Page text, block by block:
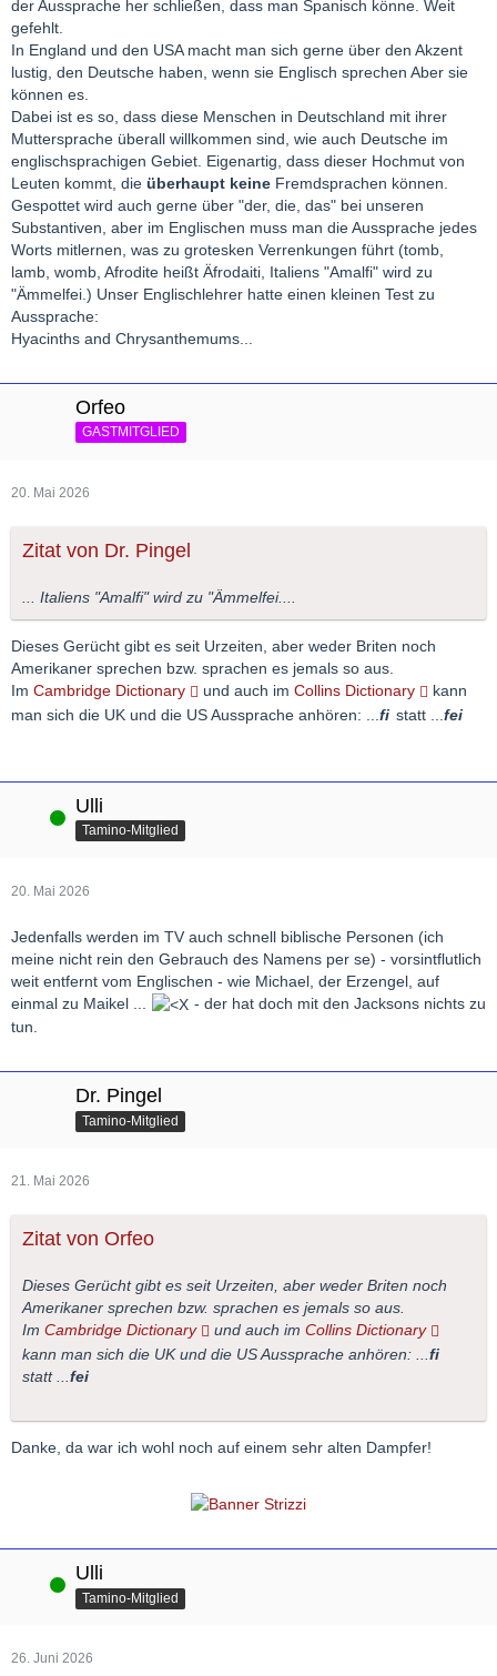
der Aussprache her schließen, dass man Spanisch könne. Weit
gefehlt.
In England und den USA macht man sich gerne über den Akzent
lustig, den Deutsche haben, wenn sie Englisch sprechen Aber sie
können es.
Dabei ist es so, dass diese Menschen in Deutschland mit ihrer
Muttersprache überall willkommen sind, wie auch Deutsche im
englischsprachigen Gebiet. Eigenartig, dass dieser Hochmut von
Leuten kommt, die überhaupt keine Fremdsprachen können.
Gespottet wird auch gerne über "der, die, das" bei unseren
Substantiven, aber im Englischen muss man die Aussprache jedes
Worts mitlernen, was zu grotesken Verrenkungen führt (tomb,
lamb, womb, Afrodite heißt Äfrodaiti, Italiens "Amalfi" wird zu
"Ämmelfei.) Unser Englischlehrer hatte einen kleinen Test zu
Aussprache:
Hyacinths and Chrysanthemums...
Orfeo
GASTMITGLIED
20. Mai 2026
Zitat von Dr. Pingel
... Italiens "Amalfi" wird zu "Ämmelfei....
Dieses Gerücht gibt es seit Urzeiten, aber weder Briten noch
Amerikaner sprechen bzw. sprachen es jemals so aus.
Im Cambridge Dictionary und auch im Collins Dictionary
kann
man sich die UK und die US Aussprache anhören: ... fi statt ... fei
Online Ulli
Tamino-Mitglied
20. Mai 2026
Jedenfalls werden im TV auch schnell biblische Personen (ich
meine nicht rein den Gebrauch des Namens per se) - vorsintflutlich
weit entfernt vom Englischen - wie Michael, der Erzengel, auf
einmal zu Maikel ...
- der hat doch mit den Jacksons nichts zu
tun.
Dr. Pingel
Tamino-Mitglied
21. Mai 2026
Zitat von Orfeo
Dieses Gerücht gibt es seit Urzeiten, aber weder Briten noch
Amerikaner sprechen bzw. sprachen es jemals so aus.
Im Cambridge Dictionary und auch im Collins Dictionary
kann man sich die UK und die US Aussprache anhören: ... fi
statt ... fei
Danke, da war ich wohl noch auf einem sehr alten Dampfer!
Online Ulli
Tamino-Mitglied
26. Juni 2026